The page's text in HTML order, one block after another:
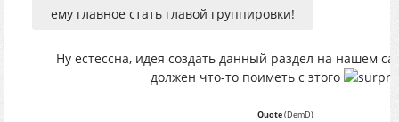
ему главное стать главой группировки!
Ну естессна, идея создать данный раздел на нашем
должен что-то поиметь с этого
Quote(DemD)